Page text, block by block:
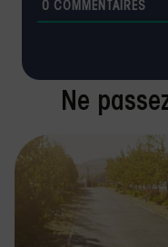
0 COMMENTAIRES
Ne